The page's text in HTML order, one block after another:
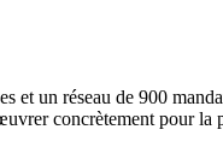
un réseau de 900
concrètement pour la